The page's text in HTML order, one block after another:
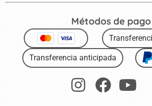
Métodos de pago
Transferencia anticipada